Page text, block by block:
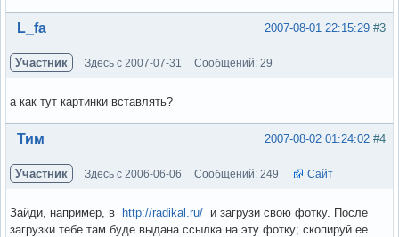
Вне форума #3
2007-08-01 22:15:29
L_fa
Участник Здесь с 2007-07-31 Сообщений: 29
а как тут картинки вставлять?
Вне форума #4
2007-08-02 01:24:02
Тим
Участник Здесь с 2006-06-06 Сообщений: 249 Сайт
Зайди, например, в http://radikal.ru/ и загрузи свою фотку. После
загрузки тебе там буде выдана ссылка на эту фотку; скопируй ее